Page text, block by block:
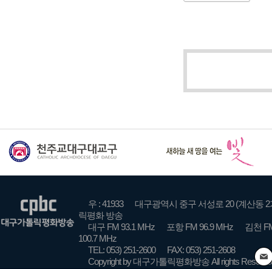
우 : 41933
대구광역시 중구 서성로 20 (계산동 2
릭평화 방송
대구 FM 93.1 MHz
포항 FM 96.9 MHz
김천
100.7 MHz
TEL: 053) 251-2600
FAX: 053) 251-2608
Copyright by 대구가톨릭평화방송 All rights